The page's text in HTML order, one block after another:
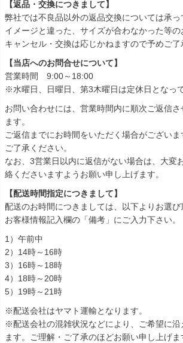
【返品・交換につきまして】
弊社では不良品以外の返品交換については承っ
イメージと違った、サイズが合わなかった等
キャンセル・交換は応じかねますので予めご了
【当店へのお問合せについて】
営業時間 9:00～18:00
※水曜日、日曜日、第3木曜日は定休日となっ
お問い合わせには、営業時間内に順次ご返信さ
ます。
ご返信までにお時間をいただく場合がござい
ご了承ください。
なお、3営業日以内に返信がない場合は、大変
絡くださいますようお願い申し上げます。
【配送時間指定につきまして】
配送のお時間につきましては、以下よりお選び
お客様情報記入欄の「備考」にご入力下さい。
1）午前中
2）14時～16時
3）16時～18時
4）18時～20時
5）19時～21時
※配送会社はヤマト運輸となります。
※配送会社の混雑状況などにより、ご希望に
ます。ご理解・ご了承のほどお願い申し上げま